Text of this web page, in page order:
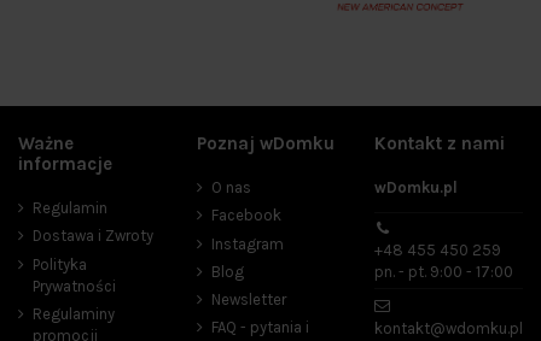
Ważne
informacje
Regulamin
Dostawa i Zwroty
Polityka
Prywatności
Regulaminy
promocji
Poznaj wDomku
O nas
Facebook
Instagram
Blog
Newsletter
FAQ - pytania i
Kontakt z nami
wDomku.pl
+48 455 450 259
pn. - pt. 9:00 - 17:00
kontakt@wdomku.pl